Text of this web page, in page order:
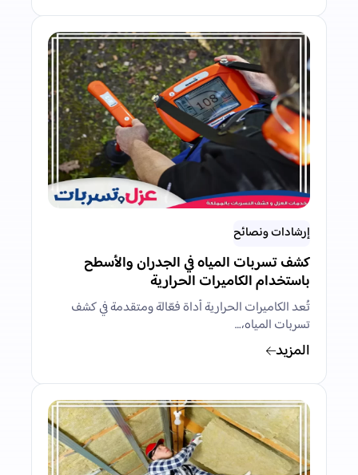
إرشادات ونصائح
كشف تسربات المياه في الجدران والأسطح
باستخدام الكاميرات الحرارية
تُعد الكاميرات الحرارية أداة فعّالة ومتقدمة في كشف
تسربات المياه،…
المزيد